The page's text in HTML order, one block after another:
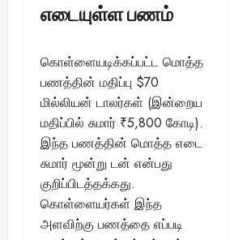
எடையுள்ள பணம்
கொள்ளையடிக்கப்பட்ட மொத்த
பணத்தின் மதிப்பு $70
மில்லியன் டாலர்கள் (இன்றைய
மதிப்பில் சுமார் ₹5,800 கோடி).
இந்த பணத்தின் மொத்த எடை
சுமார் மூன்று டன் என்பது
குறிப்பிடத்தக்கது.
கொள்ளையர்கள் இந்த
அளவிற்கு பணத்தை எப்படி